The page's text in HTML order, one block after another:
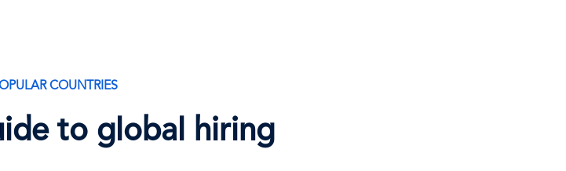
COUNTRIES
to global hiring